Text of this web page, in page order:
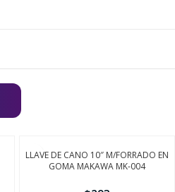
LLAVE DE CANO 10″ M/FORRADO EN
GOMA MAKAWA MK-004